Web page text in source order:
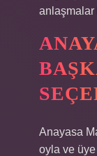
anlaşmalar
Anayasa
oyla ve üye